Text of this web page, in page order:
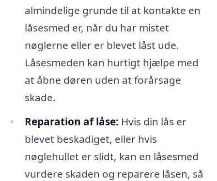
almindelige grunde til at kontakte en
låsesmed er, når du har mistet
nøglerne eller er blevet låst ude.
Låsesmeden kan hurtigt hjælpe med
at åbne døren uden at forårsage
skade.
Reparation af låse: Hvis din lås er
blevet beskadiget, eller hvis
nøglehullet er slidt, kan en låsesmed
vurdere skaden og reparere låsen, så